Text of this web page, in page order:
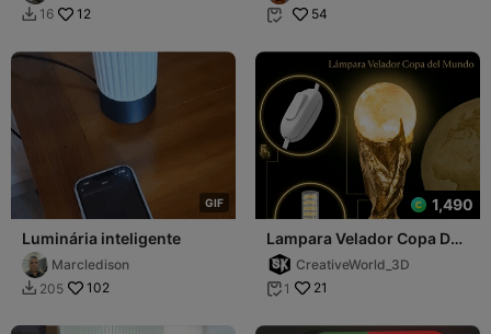
 16 12  54
GIF
Luminária inteligente
Marcledison
 205 102
1,490
Lampara Velador Copa Del
MundoCreativeWorld_3D
 1 21